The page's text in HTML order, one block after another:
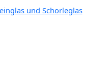
und Schorleglas